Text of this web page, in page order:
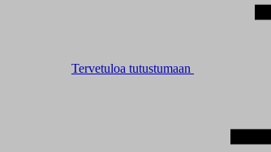
Tervetuloa tutustumaan